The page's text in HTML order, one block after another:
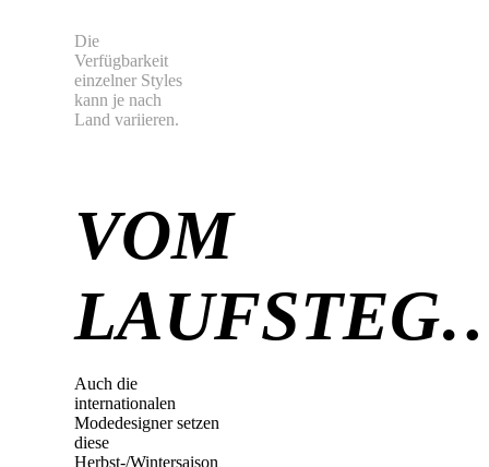
Die
Verfügbarkeit
einzelner Styles
kann je nach
Land variieren.
VOM
Auch die
internationalen
Modedesigner setzen
diese
Herbst-/Wintersaison